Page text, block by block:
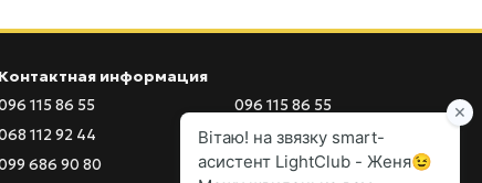
Контактная информация
115 86 55
112 92 44
686 90 80
096 115 86 55
099 686 90 80
097 555 03 77